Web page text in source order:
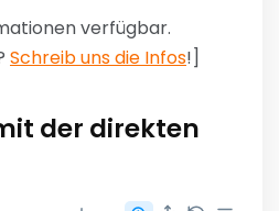
verfügbar.
Schreib uns die Infos!]
der direkten